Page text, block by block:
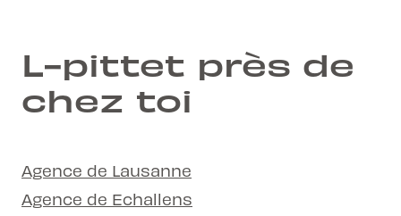
L-pittet près de
chez toi
Agence de Lausanne
Agence de Echallens